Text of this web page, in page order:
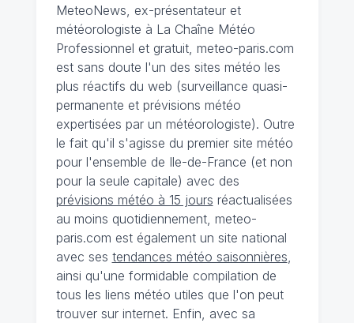
MeteoNews, ex-présentateur et
météorologiste à La Chaîne Météo
Professionnel et gratuit, meteo-paris.com
est sans doute l'un des sites météo les
plus réactifs du web (surveillance quasi-
permanente et prévisions météo
expertisées par un météorologiste). Outre
le fait qu'il s'agisse du premier site météo
pour l'ensemble de Ile-de-France (et non
pour la seule capitale) avec des
prévisions météo à 15 jours réactualisées
au moins quotidiennement, meteo-
paris.com est également un site national
avec ses tendances météo saisonnières
ainsi qu'une formidable compilation de
tous les liens météo utiles que l'on peut
trouver sur internet. Enfin, avec sa